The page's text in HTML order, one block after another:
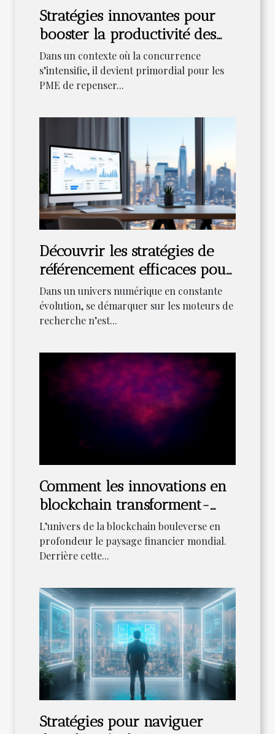
Stratégies innovantes pour
booster la productivité des
PME
Dans un contexte où la concurrence
s’intensifie, il devient primordial pour les
PME de repenser...
Découvrir les stratégies de
référencement efficaces pour
dominer votre marché
Dans un univers numérique en constante
évolution, se démarquer sur les moteurs de
recherche n’est...
Comment les innovations en
blockchain transforment-
elles le secteur financier ?
L’univers de la blockchain bouleverse en
profondeur le paysage financier mondial.
Derrière cette...
Stratégies pour naviguer